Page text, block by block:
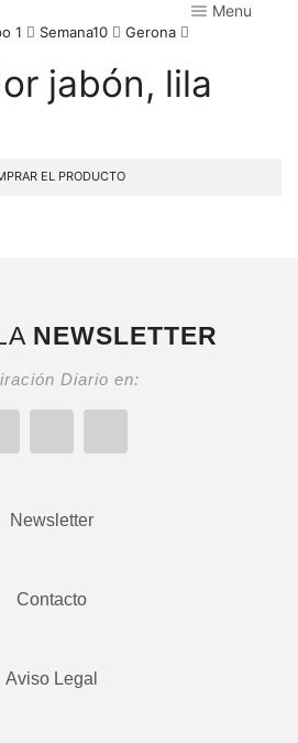
Menu
1 Semana10 Gerona
jabón, lila
EL PRODUCTO
NEWSLETTER
Diario en:
Newsletter
Contacto
Aviso Legal